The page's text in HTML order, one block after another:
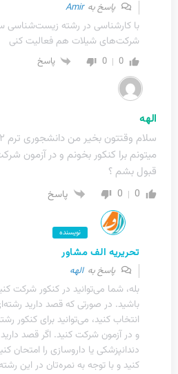
پاسخ بهAmir
با کارشناسی در رشته زیست‌شناسی
شرکت‌های شیلات هم فعالیت کنی
0
0 پاسخ
الهه
میتونم برا کنکور بخونم و در آزمون
قبول بشم ؟
0
0 پاسخ
نویسنده
تحریریه الف مشاور
پاسخ بهالهه
بله، شما می‌توانید در کنکور شرکت
باشید. در صورتی که قصد دارید
انتخاب کنید، می‌توانید برای کنکور
و در آزمون شرکت کنید. اگر قصد
دندانپزشکی یا داروسازی را امتحان
کنید و با توجه به نمره‌تان در این